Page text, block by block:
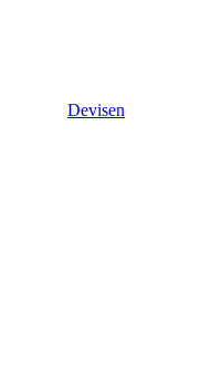
Devisen